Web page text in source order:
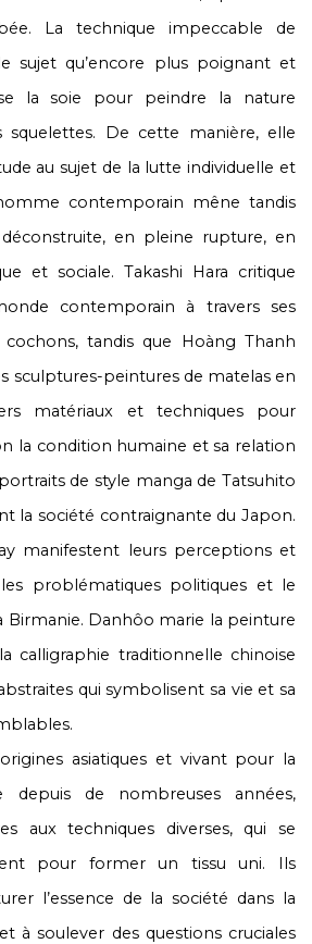
La technique impeccable de
sujet qu’encore plus poignant et
la soie pour peindre la nature
squelettes. De cette manière, elle
au sujet de la lutte individuelle et
contemporain mêne tandis
en pleine rupture, en
et sociale. Takashi Hara critique
contemporain à travers ses
tandis que Hoàng Thanh
sculptures-peintures de matelas en
matériaux et techniques pour
la condition humaine et sa relation
de style manga de Tatsuhito
la société contraignante du Japon.
manifestent leurs perceptions et
problématiques politiques et le
Birmanie. Danhôo marie la peinture
calligraphie traditionnelle chinoise
qui symbolisent sa vie et sa
asiatiques et vivant pour la
depuis de nombreuses années,
aux techniques diverses, qui se
pour former un tissu uni. Ils
l’essence de la société dans la
à soulever des questions cruciales